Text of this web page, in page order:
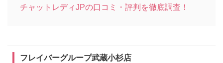
チャットレディJPの口コミ・評判を徹底調査！
フレイバーグループ武蔵小杉店